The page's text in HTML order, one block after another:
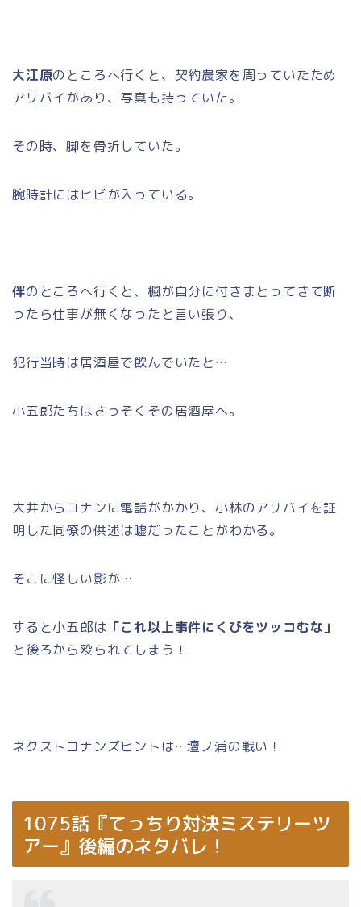
大江原のところへ行くと、契約農家を周っていたため
アリバイがあり、写真も持っていた。
その時、脚を骨折していた。
腕時計にはヒビが入っている。
伴のところへ行くと、楓が自分に付きまとってきて断
ったら仕事が無くなったと言い張り、
犯行当時は居酒屋で飲んでいたと…
小五郎たちはさっそくその居酒屋へ。
大井からコナンに電話がかかり、小林のアリバイを証
明した同僚の供述は嘘だったことがわかる。
そこに怪しい影が…
すると小五郎は 「これ以上事件にくびをツッコむな」
と後ろから殴られてしまう！
ネクストコナンズヒントは…壇ノ浦の戦い！
1075話『てっちり対決ミステリーツ
アー』後編のネタバレ！